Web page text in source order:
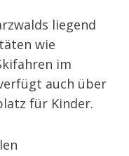
liegend
wie
im
auch über
für Kinder.